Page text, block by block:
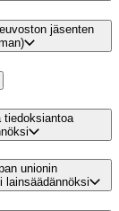
jäsenten
tiedoksiantoa
unionin
lainsäädännöksi